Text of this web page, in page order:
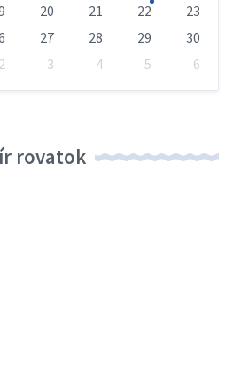
20 21 22
23
27 28 29
30
2 3 4 5
6
rovatok